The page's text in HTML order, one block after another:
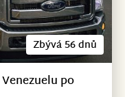
Zbývá 56 dnů
po